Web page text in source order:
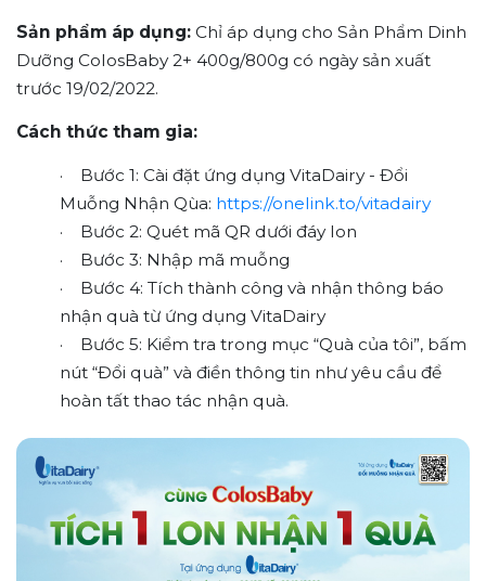
Sản phẩm áp dụng: Chỉ áp dụng cho Sản Phẩm Dinh
Dưỡng ColosBaby 2+ 400g/800g có ngày sản xuất
trước 19/02/2022.
Cách thức tham gia:
· Bước 1: Cài đặt ứng dụng VitaDairy - Đổi
Muỗng Nhận Qùa: https://onelink.to/vitadairy
· Bước 2: Quét mã QR dưới đáy lon
· Bước 3: Nhập mã muỗng
· Bước 4: Tích thành công và nhận thông báo
nhận quà từ ứng dụng VitaDairy
· Bước 5: Kiểm tra trong mục “Quà của tôi”, bấm
nút “Đổi quà” và điền thông tin như yêu cầu để
hoàn tất thao tác nhận quà.